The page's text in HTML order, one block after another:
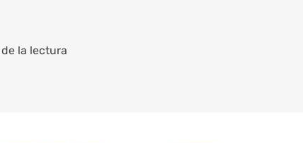
la lectura